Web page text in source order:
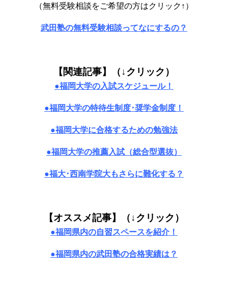
（無料受験相談をご希望の方はクリック↑）
武田塾の無料受験相談ってなにするの？
【関連記事】（↓クリック）
●福岡大学の入試スケジュール！
●福岡大学の特待生制度･奨学金制度！
●福岡大学に合格するための勉強法
●福岡大学の推薦入試（総合型選抜）
●福大･西南学院大もさらに難化する？
【オススメ記事】（↓クリック）
●福岡県内の自習スペースを紹介！
●福岡県内の武田塾の合格実績は？